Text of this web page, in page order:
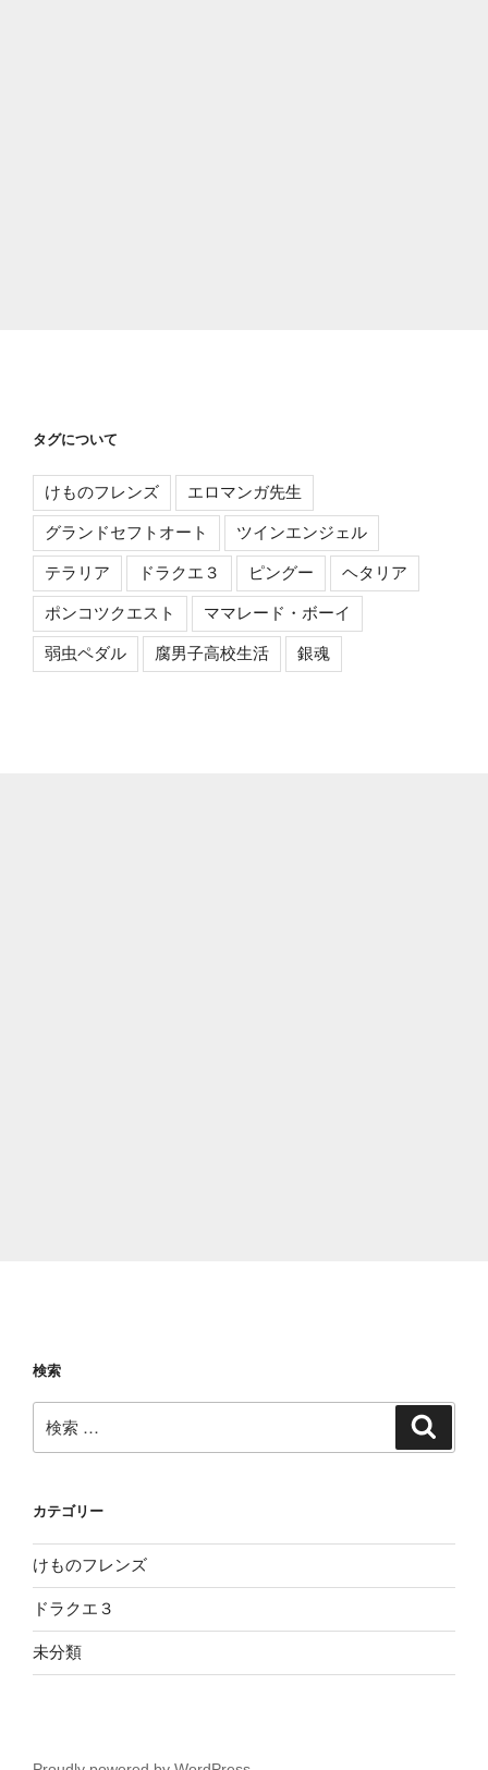
タグについて
けものフレンズ エロマンガ先生
グランドセフトオート ツインエンジェル
テラリア ドラクエ３ ピングー ヘタリア
ポンコツクエスト ママレード・ボーイ
弱虫ペダル 腐男子高校生活 銀魂
検索
索:
カテゴリー
けものフレンズ
ドラクエ３
未分類